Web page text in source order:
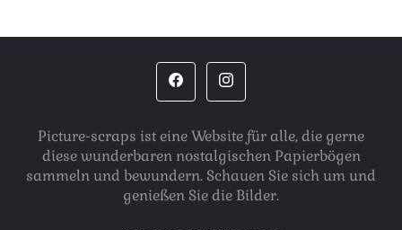
Picture-scraps ist eine Website für alle, die gerne
diese wunderbaren nostalgischen Papierbögen
sammeln und bewundern. Schauen Sie sich um und
genießen Sie die Bilder.